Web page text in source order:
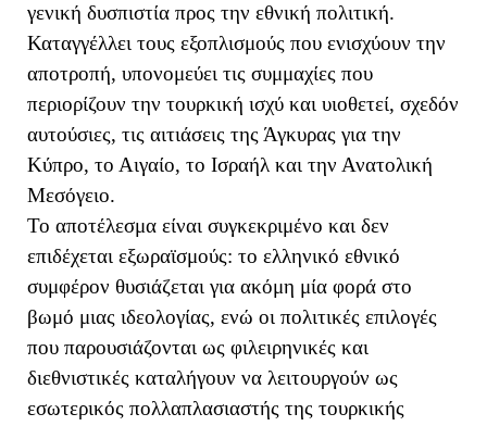
γενική δυσπιστία προς την εθνική πολιτική.
Καταγγέλλει τους εξοπλισμούς που ενισχύουν την
αποτροπή, υπονομεύει τις συμμαχίες που
περιορίζουν την τουρκική ισχύ και υιοθετεί, σχεδόν
αυτούσιες, τις αιτιάσεις της Άγκυρας για την
Κύπρο, το Αιγαίο, το Ισραήλ και την Ανατολική
Μεσόγειο.
Το αποτέλεσμα είναι συγκεκριμένο και δεν
επιδέχεται εξωραϊσμούς: το ελληνικό εθνικό
συμφέρον θυσιάζεται για ακόμη μία φορά στο
βωμό μιας ιδεολογίας, ενώ οι πολιτικές επιλογές
που παρουσιάζονται ως φιλειρηνικές και
διεθνιστικές καταλήγουν να λειτουργούν ως
εσωτερικός πολλαπλασιαστής της τουρκικής